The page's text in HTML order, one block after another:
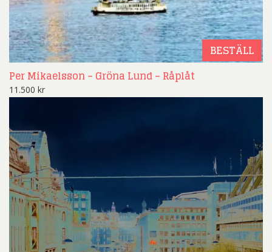
BESTÄLL
Per Mikaelsson – Gröna Lund – Råplåt
11.500 kr